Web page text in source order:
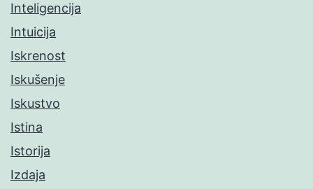
Inteligencija
Intuicija
Iskrenost
Iskušenje
Iskustvo
Istina
Istorija
Izdaja